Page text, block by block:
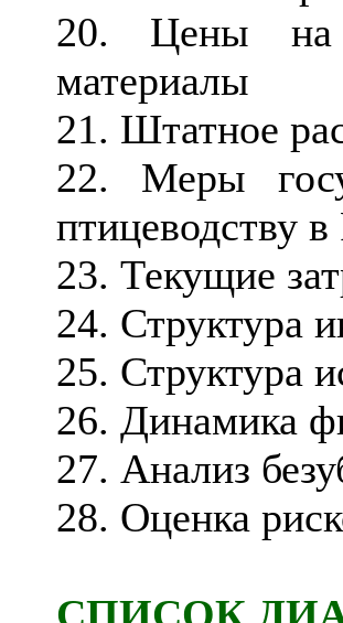
20. Цены на
материалы
21. Штатное
22. Меры
птицеводству
23. Текущие
24. Структура
25. Структура
26. Динамика
27. Анализ
28. Оценка